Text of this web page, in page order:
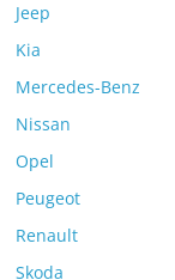
Jeep
Kia
Mercedes-Benz
Nissan
Opel
Peugeot
Renault
Skoda